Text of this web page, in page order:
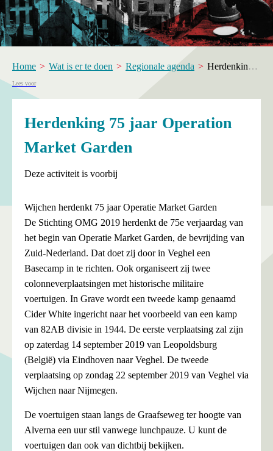
Home Wat is er te doen Regionale agenda Herdenking 75 jaar Operation Market Garden
Lees voor
Herdenking 75 jaar Operation
Market Garden
Deze activiteit is voorbij
Wijchen herdenkt 75 jaar Operatie Market Garden
De Stichting OMG 2019 herdenkt de 75e verjaardag van
het begin van Operatie Market Garden, de bevrijding van
Zuid-Nederland. Dat doet zij door in Veghel een
Basecamp in te richten. Ook organiseert zij twee
colonneverplaatsingen met historische militaire
voertuigen. In Grave wordt een tweede kamp genaamd
Cider White ingericht naar het voorbeeld van een kamp
van 82AB divisie in 1944. De eerste verplaatsing zal zijn
op zaterdag 14 september 2019 van Leopoldsburg
(België) via Eindhoven naar Veghel. De tweede
verplaatsing op zondag 22 september 2019 van Veghel via
Wijchen naar Nijmegen.
De voertuigen staan langs de Graafseweg ter hoogte van
Alverna een uur stil vanwege lunchpauze. U kunt de
voertuigen dan ook van dichtbij bekijken.